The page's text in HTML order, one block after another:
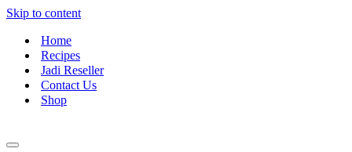
Skip to content
Home
Recipes
Jadi Reseller
Contact Us
Shop